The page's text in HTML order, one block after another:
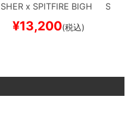
SHER x SPITFIRE BIGH
EAD OUTLINEBLACK
（US企画）スケートボ
¥13,200(税込)
SHER